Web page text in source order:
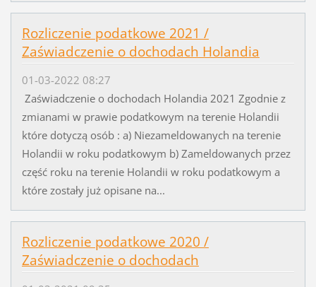
Rozliczenie podatkowe 2021 /
Zaświadczenie o dochodach Holandia
01-03-2022 08:27
Zaświadczenie o dochodach Holandia 2021 Zgodnie z
zmianami w prawie podatkowym na terenie Holandii
które dotyczą osób : a) Niezameldowanych na terenie
Holandii w roku podatkowym b) Zameldowanych przez
część roku na terenie Holandii w roku podatkowym a
które zostały już opisane na...
Rozliczenie podatkowe 2020 /
Zaświadczenie o dochodach